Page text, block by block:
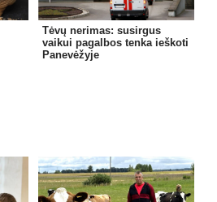
Tėvų nerimas: susirgus
vaikui pagalbos tenka ieškoti
Panevėžyje